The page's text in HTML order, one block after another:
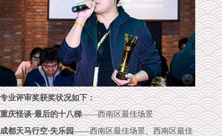
专业评审奖获奖状况如下：
重庆怪谈·最后的十八梯——西南区最佳场景
成都天马行空·失乐园——西南区最佳场景、西南区最佳